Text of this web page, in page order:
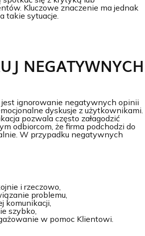
Kluczowe znaczenie ma jednak
takie sytuacje.
NEGATYWNYCH
jest ignorowanie negatywnych opinii
dyskusje z użytkownikami.
pozwala często załagodzić
odbiorcom, że firma podchodzi do
W przypadku negatywnych
i rzeczowo,
problemu,
komunikacji,
szybko,
w pomoc Klientowi.